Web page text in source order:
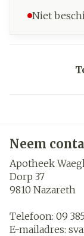
Niet
Neem
Apotheek
Dorp 37
9810 Nazareth
Telefoon: 09
E-mailadres: